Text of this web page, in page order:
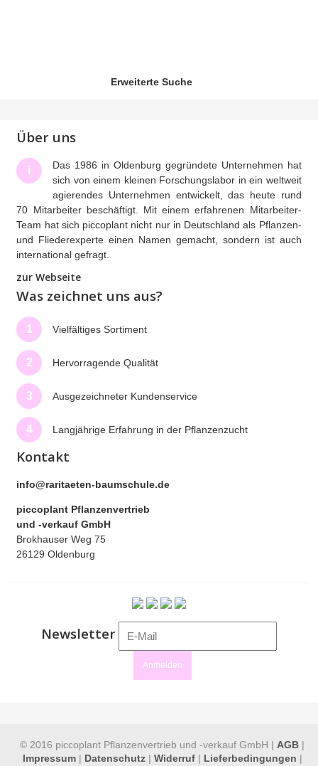
Erweiterte Suche
Über uns
i
Das 1986 in Oldenburg gegründete Unternehmen hat
sich von einem kleinen Forschungslabor in ein weltweit
agierendes Unternehmen entwickelt, das heute rund
70 Mitarbeiter beschäftigt. Mit einem erfahrenen Mitarbeiter-
Team hat sich piccoplant nicht nur in Deutschland als Pflanzen-
und Fliederexperte einen Namen gemacht, sondern ist auch
international gefragt.
zur Webseite
Was zeichnet uns aus?
1 Vielfältiges Sortiment
2 Hervorragende Qualität
3 Ausgezeichneter Kundenservice
4 Langjährige Erfahrung in der Pflanzenzucht
Kontakt
info@raritaeten-baumschule.de
piccoplant Pflanzenvertrieb
und -verkauf GmbH
Brokhauser Weg 75
26129 Oldenburg
Newsletter
Anmelden
© 2016 piccoplant Pflanzenvertrieb und -verkauf GmbH | AGB |
Impressum| Datenschutz| Widerruf| Lieferbedingungen |